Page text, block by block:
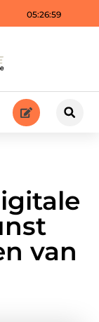
05:27:00
van